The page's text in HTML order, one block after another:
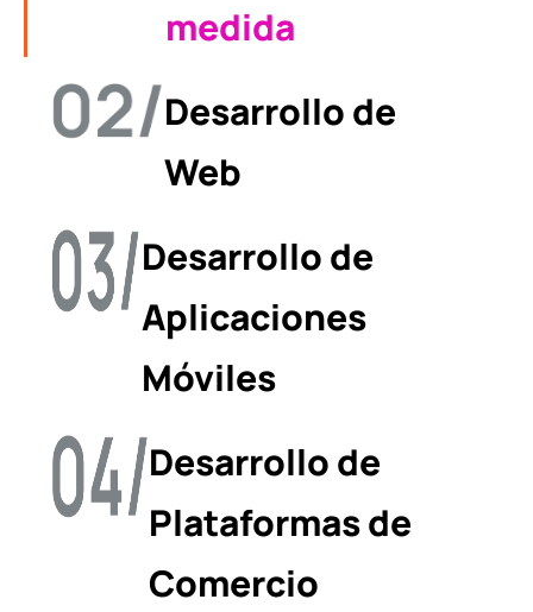
medida
Desarrollo de
Web
Desarrollo de
Aplicaciones
Móviles
Desarrollo de
Plataformas de
Comercio